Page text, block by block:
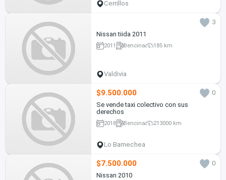
Cerrillos
3
Nissan tiida 2011
2011 Bencina 185 km
Valdivia
$9.500.000
0
Se vende taxi colectivo con sus
derechos
2018 Bencina 213000 km
Lo Barnechea
$7.500.000
0
Nissan 2010